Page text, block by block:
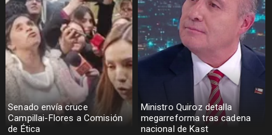
Senado envía cruce
Campillai-Flores a Comisión
de Ética
Ministro Quiroz detalla
megarreforma tras cadena
nacional de Kast